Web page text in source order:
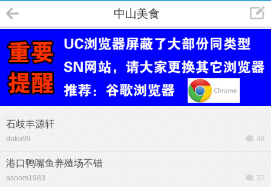
中山美食
石歧丰源轩
doko99 48
港口鸭嘴鱼养殖场不错
asoom1983 32